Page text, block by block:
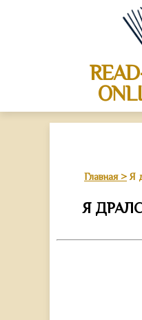
Главная Я
Я